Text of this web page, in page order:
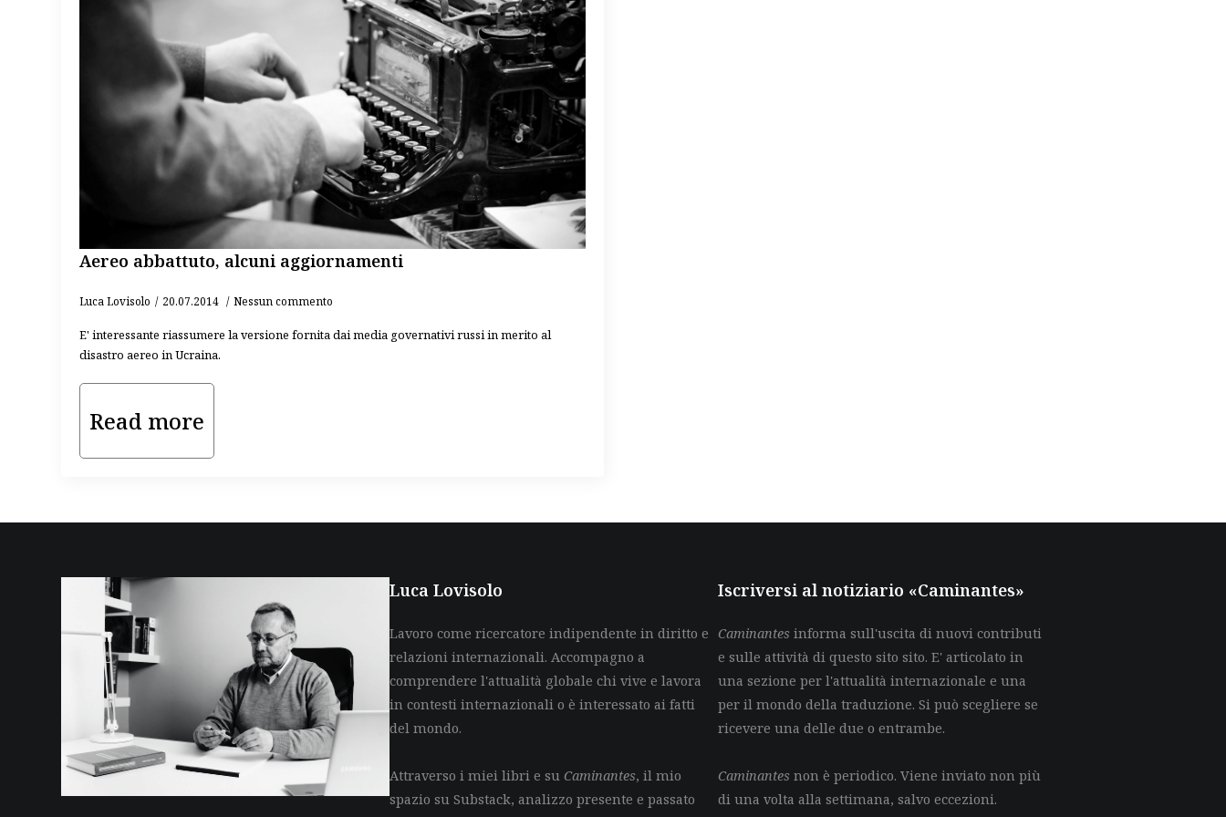
Aereo abbattuto, alcuni aggiornamenti
Luca Lovisolo 20.07.2014 Nessun commento
E' interessante riassumere la versione fornita dai media governativi russi in merito al
disastro aereo in Ucraina.
Read more
Luca Lovisolo
Lavoro come ricercatore indipendente in diritto e
relazioni internazionali. Accompagno a
comprendere l'attualità globale chi vive e lavora
in contesti internazionali o è interessato ai fatti
del mondo.
Attraverso i miei libri e suCaminantes, il mio
spazio su Substack, analizzo presente e passato
Iscriversi al notiziario «Caminantes»
Caminantes informa sull'uscita di nuovi contributi
e sulle attività di questo sito sito. E' articolato in
una sezione per l'attualità internazionale e una
per il mondo della traduzione. Si può scegliere se
ricevere una delle due o entrambe.
Caminantes non è periodico. Viene inviato non più
di una volta alla settimana, salvo eccezioni.